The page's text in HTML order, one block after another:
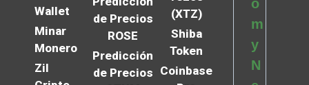
Wallet
Minar
Monero
Zil
de Precios
ROSE
Predicción
de Precios
(XTZ)
Shiba
Token
Coinbase
o
m
y
N